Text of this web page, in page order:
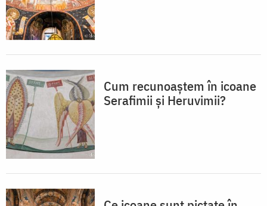
Cum recunoaștem în icoane
Serafimii și Heruvimii?